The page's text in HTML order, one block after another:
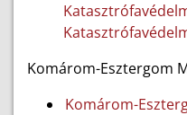
Komárom-Esztergom
Komárom-